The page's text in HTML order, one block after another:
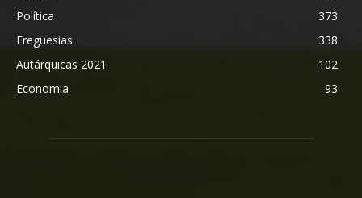
Política
373
Freguesias
338
Autárquicas 2021
102
Economia
93